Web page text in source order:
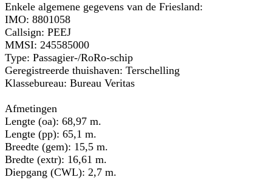
Enkele algemene gegevens van de Friesland:
IMO: 8801058
Callsign: PEEJ
MMSI: 245585000
Type: Passagier-/RoRo-schip
Geregistreerde thuishaven: Terschelling
Klassebureau: Bureau Veritas
Afmetingen
Lengte (oa): 68,97 m.
Lengte (pp): 65,1 m.
Breedte (gem): 15,5 m.
Bredte (extr): 16,61 m.
Diepgang (CWL): 2,7 m.